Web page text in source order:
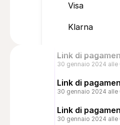
Visa
Klarna
Link di
30 gennaio 2024 alle
Link di
30 gennaio 2024 alle
Link di
30 gennaio 2024 alle